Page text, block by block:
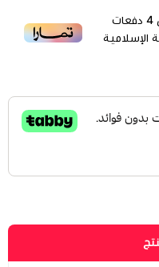
4دفعات
الإسلامية